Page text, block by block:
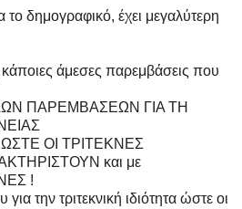
το δημογραφικό, έχει μεγαλύτερη
κάποιες άμεσες παρεμβάσεις που
ΠΑΡΕΜ ΒΑΣΕΩΝ ΓΙΑ ΤΗ
ΑΣ
ΟΙ ΤΡΙΤΕΚΝΕΣ
και με
!
για την τριτεκνική ιδιότητα ώστε οι